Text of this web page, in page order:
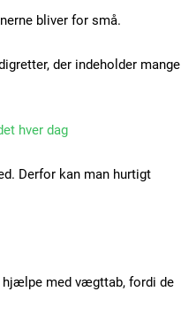
Plans
bliver for små.
der indeholder mange
hver dag
Derfor kan man hurtigt
hjælpe med vægttab, fordi de